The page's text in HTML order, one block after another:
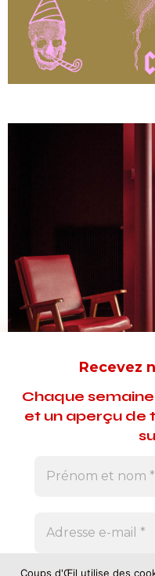
Recevez
Chaque
et un aperçu de
Coups d'Œil utilise des